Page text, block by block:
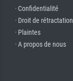
· Confidentialité
· Droit de rétractation
· Plaintes
· A propos de nous